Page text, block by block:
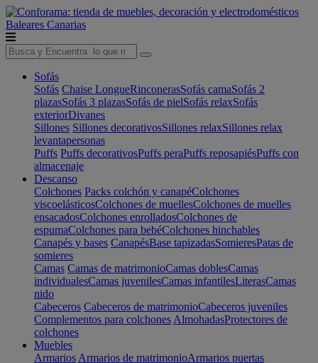
Baleares Canarias
Sofás
Sofás Chaise LongueRinconerasSofás camaSofás 2
plazasSofás 3 plazasSofás de pielSofás relaxSofás
exteriorDivanes
Sillones Sillones decorativosSillones relaxSillones relax
levantapersonas
Puffs Puffs decorativosPuffs peraPuffs reposapiésPuffs con
almacenaje
Descanso
Colchones Packs colchón y canapéColchones
viscoelásticosColchones de muellesColchones de muelles
ensacadosColchones enrolladosColchones de
espumaColchones para bebéColchones hinchables
Canapés y bases CanapésBase tapizadasSomieresPatas de
somieres
Camas Camas de matrimonioCamas doblesCamas
individualesCamas juvenilesCamas infantilesLiterasCamas
nido
Cabeceros Cabeceros de matrimonioCabeceros juveniles
Complementos para colchones AlmohadasProtectores de
colchones
Muebles
Armarios Armarios de matrimonioArmarios puertas